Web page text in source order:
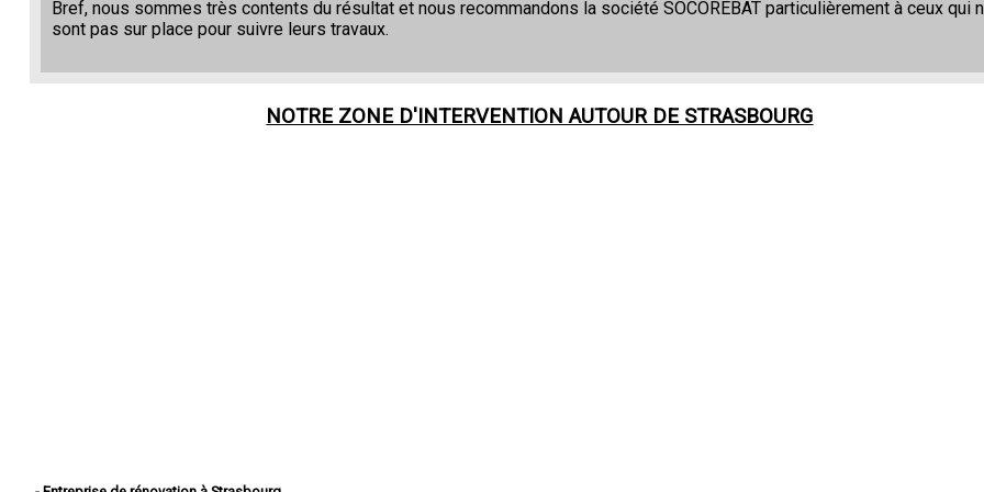
Bref, nous sommes très contents du résultat et nous recommandons la société SOCOREBAT particulièrement à ceux qui
sont pas sur place pour suivre leurs travaux.
NOTRE ZONE D'INTERVENTION AUTOUR DE STRASBOURG